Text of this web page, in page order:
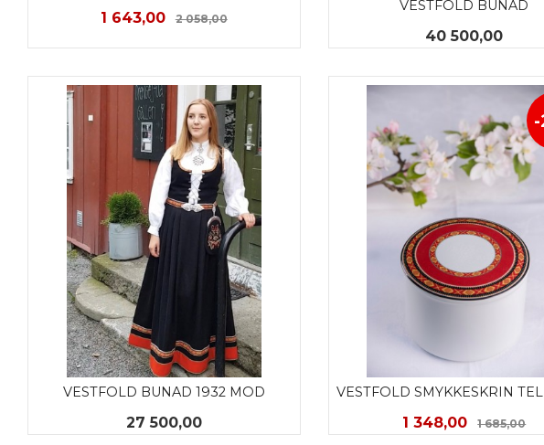
Tilbud
1 643,00 2 058,00Rabatt
KJØP
VESTFOLD BUNAD
Pris
40 500,00
KJØP
VESTFOLD BUNAD 1932 MOD
Pris
27 500,00
VESTFOLD SMYKKESKRIN
Tilbud
1 348,00 1 685,00